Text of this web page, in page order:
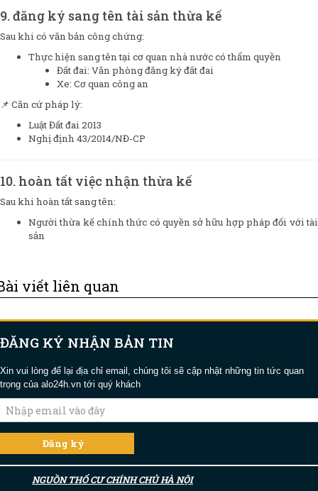
9. đăng ký sang tên tài sản thừa kế
Sau khi có văn bản công chứng:
Thực hiện sang tên tại cơ quan nhà nước có thẩm quyền
Đất đai: Văn phòng đăng ký đất đai
Xe: Cơ quan công an
📌 Căn cứ pháp lý:
Luật Đất đai 2013
Nghị định 43/2014/NĐ-CP
10. hoàn tất việc nhận thừa kế
Sau khi hoàn tất sang tên:
Người thừa kế chính thức có quyền sở hữu hợp pháp đối với tài
sản
viết liên quan
ĐĂNG KÝ NHẬN BẢN TIN
Xin vui lòng để lại địa chỉ email, chúng tôi sẽ cập nhật những tin tức quan
trọng của alo24h.vn tới quý khách
NGUỒN THỔ CƯ CHÍNH CHỦ HÀ NỘI